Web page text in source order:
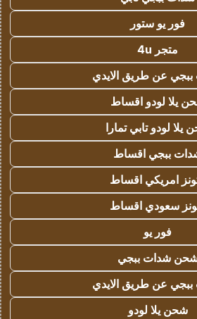
فور يو ستور
متجر 4u
عن طريق الايدي
يلا لودو اقساط
يلا لودو تابي تمارا
ببجي اقساط
امريكي اقساط
سعودي اقساط
فور يو
شدات ببجي
عن طريق الايدي
شحن يلا لودو